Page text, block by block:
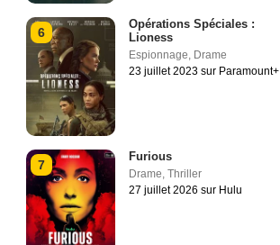
6
Opérations Spéciales :
Lioness
Espionnage, Drame
23 juillet 2023 sur Paramount+
7
Furious
Drame, Thriller
27 juillet 2026 sur Hulu